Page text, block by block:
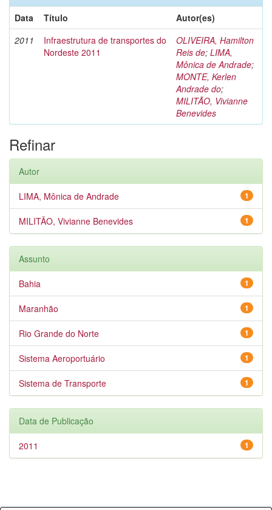
Data
Título
Autor(es)
2011
Infraestrutura de transportes do
Nordeste 2011
OLIVEIRA, Hamilton
Reis de; LIMA,
Mônica de Andrade;
MONTE, Kerlen
Andrade do;
MILITÃO, Vivianne
Benevides
Refinar
Autor
1
LIMA, Mônica de Andrade
1
MILITÃO, Vivianne Benevides
Assunto
1
Bahia
1
Maranhão
1
Rio Grande do Norte
1
Sistema Aeroportuário
1
Sistema de Transporte
Data de Publicação
1
2011